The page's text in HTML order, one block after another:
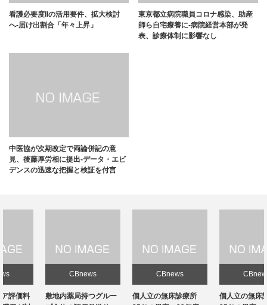
看護必要度IIの活用要件、拡大検討
へ-届け出割合「年々上昇」
東京都立病院職員コロナ感染、助産
師ら自宅療養に-病院経営本部が発
表、診療体制に影響なし
中医協が次期改定で両論併記の意
見、後藤厚労相に提出-データ・エビ
デンスの迅速な把握と検証を付言
敷地内薬局持つグルー
個人立の無床診療所
個人立の無床診療所